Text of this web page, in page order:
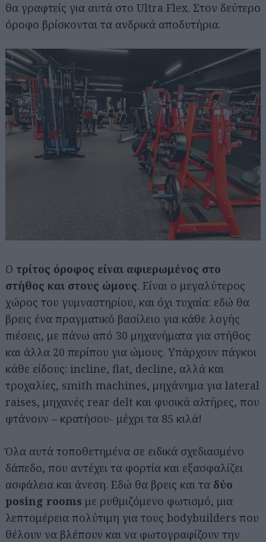
θα γραφτείς για αυτά στο Ultra Flex. Στον δεύτερο
όροφο βρίσκονται τα ανδρικά αποδυτήρια.
Ο τρίτος όροφος είναι αφιερωμένος στο
στήθος και στους ώμους. Είναι ο μεγαλύτερος
χώρος του γυμναστηρίου, και όχι τυχαία: εδώ θα
βρεις ένα πραγματικό βασίλειο για κάθε λογής
πιέσεις, με πάνω από 30 μηχανήματα για στήθος
και άλλα 20 περίπου για ώμους. Υπάρχουν πάγκοι
κάθε είδους: incline, flat, decline, αλλά και
τροχαλίες, smith machines, μηχάνημα για lateral
raises, μηχανές rear delt και φυσικά αλτήρες, που
φτάνουν – κρατήσου- μέχρι τα 85 κιλά!
Όλα αυτά τοποθετημένα σε ειδικά σχεδιασμένο
δάπεδο, που αντέχει τα φορτία και εξασφαλίζει
ασφάλεια και άνεση. Εδώ θα βρεις και τα δύο
posing rooms με ρυθμιζόμενο φωτισμό, μια
λεπτομέρεια πολύτιμη για τους bodybuilders που
θέλουν να βλέπουν και να φωτογραφίζουν την